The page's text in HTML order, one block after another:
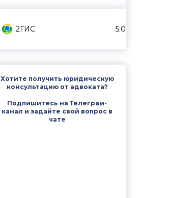
2ГИС 5.0
Хотите получить юридическую
консультацию от адвоката?
Подпишитесь на Телеграм-
канал и задайте свой вопрос в
чате